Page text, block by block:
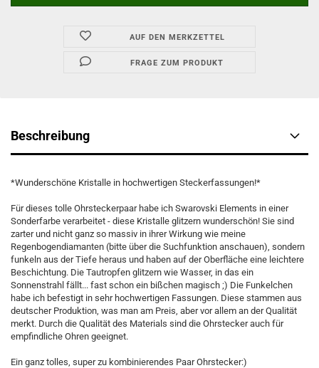
AUF DEN MERKZETTEL
FRAGE ZUM PRODUKT
Beschreibung
*Wunderschöne Kristalle in hochwertigen Steckerfassungen!*
Für dieses tolle Ohrsteckerpaar habe ich Swarovski Elements in einer
Sonderfarbe verarbeitet - diese Kristalle glitzern wunderschön! Sie sind
zarter und nicht ganz so massiv in ihrer Wirkung wie meine
Regenbogendiamanten (bitte über die Suchfunktion anschauen), sondern
funkeln aus der Tiefe heraus und haben auf der Oberfläche eine leichtere
Beschichtung. Die Tautropfen glitzern wie Wasser, in das ein
Sonnenstrahl fällt... fast schon ein bißchen magisch ;) Die Funkelchen
habe ich befestigt in sehr hochwertigen Fassungen. Diese stammen aus
deutscher Produktion, was man am Preis, aber vor allem an der Qualität
merkt. Durch die Qualität des Materials sind die Ohrstecker auch für
empfindliche Ohren geeignet.
Ein ganz tolles, super zu kombinierendes Paar Ohrstecker:)